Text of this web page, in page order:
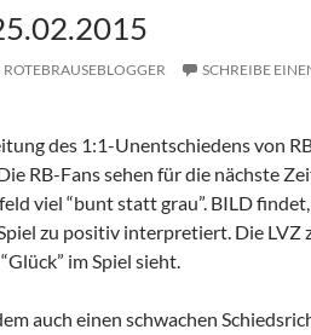
ROTEBRAUSEBLOGGER SCHREIBE
des 1:1-Unentschiedens von
RB-Fans sehen für die nächste
viel “bunt statt grau”. BILD findet,
zu positiv interpretiert. Die LVZ
im Spiel sieht.
auch einen schwachen